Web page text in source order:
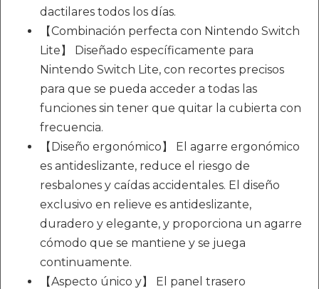
dactilares todos los días.
【Combinación perfecta con Nintendo Switch
Lite】 Diseñado específicamente para
Nintendo Switch Lite, con recortes precisos
para que se pueda acceder a todas las
funciones sin tener que quitar la cubierta con
frecuencia.
【Diseño ergonómico】 El agarre ergonómico
es antideslizante, reduce el riesgo de
resbalones y caídas accidentales. El diseño
exclusivo en relieve es antideslizante,
duradero y elegante, y proporciona un agarre
cómodo que se mantiene y se juega
continuamente.
【Aspecto único y】 El panel trasero